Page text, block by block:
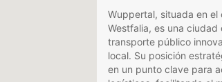
Wuppertal, situada en
Westfalia, es una
transporte público
local. Su posición
en un punto clave para